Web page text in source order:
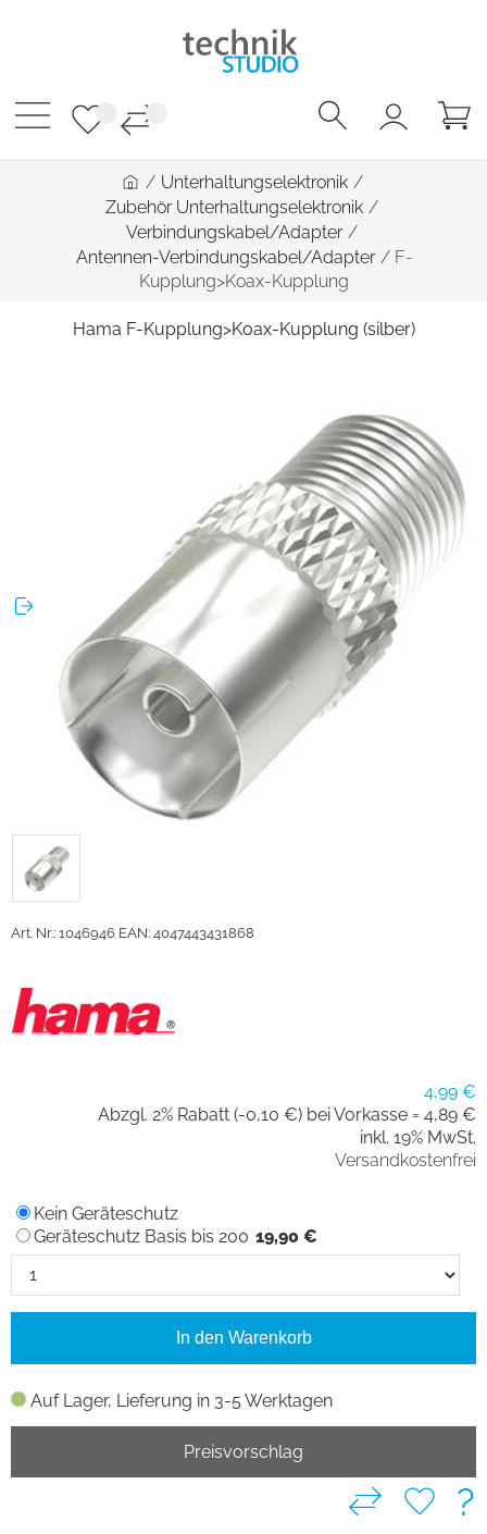
/ Unterhaltungselektronik /
Zubehör Unterhaltungselektronik /
Verbindungskabel/Adapter /
Antennen-Verbindungskabel/Adapter/ F-
Kupplung>Koax-Kupplung
Hama F-Kupplung>Koax-Kupplung (silber)
Art. Nr.: 1046946 EAN: 4047443431868
4,99 €
Abzgl. 2% Rabatt (-0,10 €) bei Vorkasse = 4,89 €
inkl. 19% MwSt.
Versandkostenfrei
Auf Lager, Lieferung in 3-5 Werktagen
Kein Geräteschutz
Geräteschutz Basis bis 200 19,90 €
In den Warenkorb
Preisvorschlag
?